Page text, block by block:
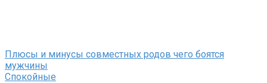
Плюсы и минусы совместных родов чего боятся
мужчины
Спокойные